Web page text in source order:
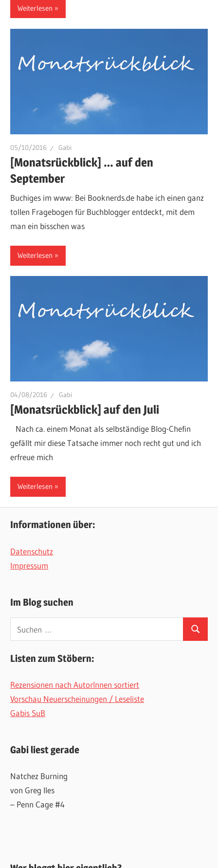
Weiterlesen
05/10/2016 Gabi
[Monatsrückblick] … auf den
September
Buchiges im www: Bei Booknerds.de habe ich einen ganz
tollen Fragebogen für Buchblogger entdeckt, mit dem
man ein bisschen was
Weiterlesen
04/08/2016 Gabi
[Monatsrückblick] auf den Juli
Nach ca. einem Monat als selbständige Blog-Chefin
gefällt mir diese Tatsache immer noch recht gut und ich
erfreue mich
Weiterlesen
Informationen über:
Datenschutz
Impressum
Im Blog suchen
nach:
Suchen
Listen zum Stöbern:
Rezensionen nach AutorInnen sortiert
Vorschau Neuerscheinungen / Leseliste
Gabis SuB
Gabi liest gerade
Natchez Burning
von Greg Iles
– Penn Cage #4